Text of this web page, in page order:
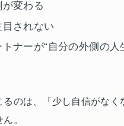
変わる
目されない
ナーが“自分の外側の人
るのは、「少し自信がなく
。